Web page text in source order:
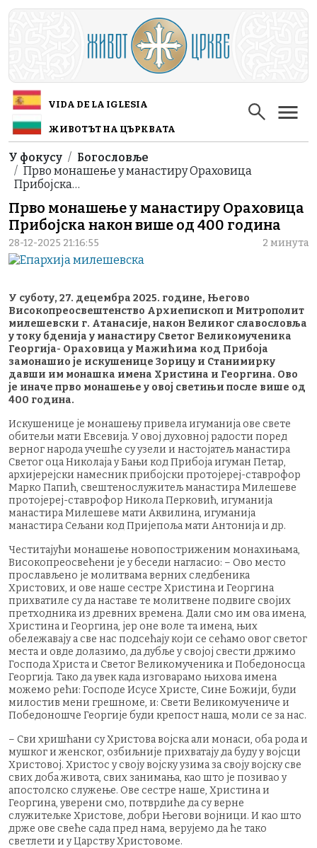
Skip to main content
VIDA DE LA IGLESIA
ЖИВОТЪТ НА ЦЪРКВАТА
Breadcrumb
У фокусу
Богословље
Прво монашење у манастиру Ораховица
Прибојска…
Прво монашење у манастиру Ораховица
Прибојска након више од 400 година
28-12-2025 21:16:55 2 минута
У суботу, 27. децембра 2025. године, Његово
Високопреосвештенство Архиепископ и Митрополит
милешевски г. Атанасије, након Великог славословља
у току бденија у манастиру Светог Великомученика
Георгија- Ораховица у Мажићима код Прибоја
замонашио је искушенице Зорицу и Станимирку
давши им монашка имена Христина и Георгина. Ово
је иначе прво монашење у овој светињи после више од
400 година.
Искушенице је монашењу привела игуманија ове свете
обитељи мати Евсевија. У овој духовној радости поред
верног народа учешће су узели и настојатељ манастира
Светог оца Николаја у Бањи код Прибоја игуман Петар,
архијерејски намесник прибојски протојереј-ставрофор
Марко Папић, свештенослужитељ манастира Милешеве
протојереј-ставрофор Никола Перковић, игуманија
манастира Милешеве мати Аквилина, игуманија
манастира Сељани код Пријепоља мати Антонија и др.
Честитајући монашење новопостриженим монахињама,
Високопреосвећени је у беседи нагласио: – Ово место
прослављено је молитвама верних следбеника
Христових, и ове наше сестре Христина и Георгина
прихватиле су да наставе те молитвене подвиге својих
претходника из древних времена. Дали смо им ова имена,
Христина и Георгина, јер оне воле та имена, њих
обележавају а све нас подсећају који се сећамо овог светог
места и овде долазимо, да дубље у својој свести држимо
Господа Христа и Светог Великомученика и Победоносца
Георгија. Тако да увек када изговарамо њихова имена
можемо рећи: Господе Исусе Христе, Сине Божији, буди
милостив мени грешноме, и: Свети Великомучениче и
Победоношче Георгије буди крепост наша, моли се за нас.
– Сви хришћани су Христова војска али монаси, оба рода и
мушког и женског, озбиљније прихватају да буду у војсци
Христовој. Христос у своју војску узима за своју војску све
свих доба живота, свих занимања, као што је позивао у
апостолско служење. Ове сестре наше, Христина и
Георгина, уверени смо, потврдиће да су верне
служитељке Христове, добри Његови војници. И као што
држе ове свеће сада пред нама, верујемо да ће тако
светлети и у Царству Христовоме.